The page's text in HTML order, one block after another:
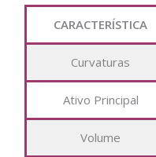
CARACTERÍSTICA
Curvaturas
Ativo Principal
Volume